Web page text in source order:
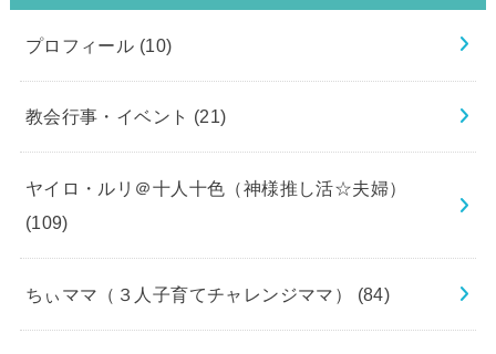
プロフィール (10)
教会行事・イベント (21)
ヤイロ・ルリ＠十人十色（神様推し活☆夫婦）
(109)
ちぃママ（３人子育てチャレンジママ） (84)